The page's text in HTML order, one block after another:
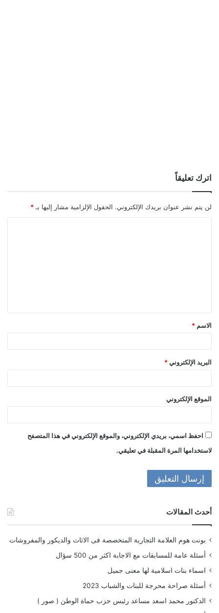
اترك تعليقاً
لن يتم نشر عنوان بريدك الإلكتروني. الحقول الإلزامية مشار إليها بـ *
ق
*
الاسم *
البريد الإلكتروني *
الموقع الإلكتروني
احفظ اسمي، بريدي الإلكتروني، والموقع الإلكتروني في هذا المتصفح
لاستخدامها المرة المقبلة في تعليقي.
أحدث المقالات
بونت هوم العلامة التجارية المتخصصة فى الاثاث والديكور والمفروشات
أسئلة عامة للمسابقات مع الاجابة اكثر من 500 سؤال
اسماء بنات اسلامية لها معنى جميل
أسئلة صراحة محرجة للبنات والشباب 2023
الدكتور محمد اسعد مساعد رئيس حزب حماة الوطن ( صور )